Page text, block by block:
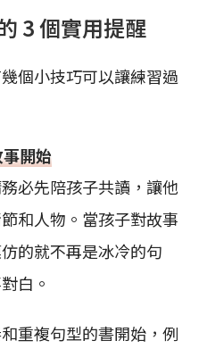
3 個實用提醒
個小技巧可以讓練習過
開始
必先陪孩子共讀，讓他
和人物。當孩子對故事
的就不再是冰冷的句
白。
重複句型的書開始，例